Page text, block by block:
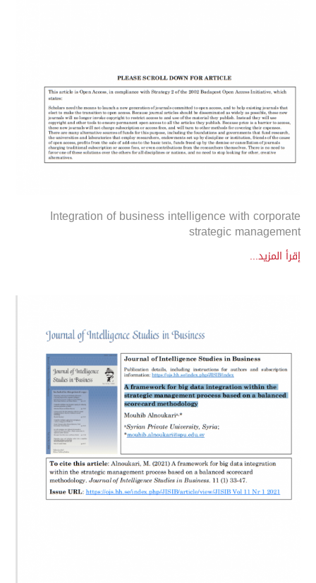
Integration of business intelligence with corporate
strategic management
إقرأ المزيد...